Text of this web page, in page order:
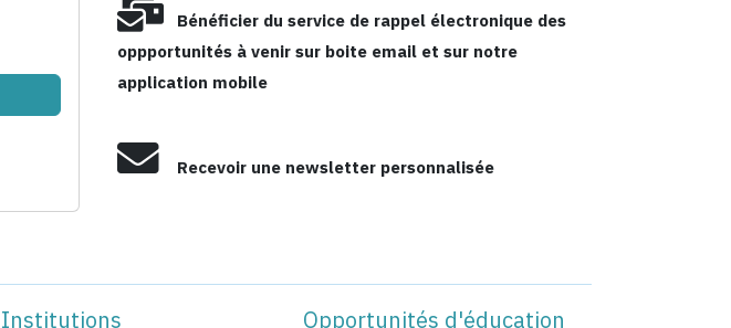
Bénéficier du service de rappel électronique des
oppportunités à venir sur boite email et sur notre
application mobile
Recevoir une newsletter personnalisée
Institutions Opportunités d'éducation